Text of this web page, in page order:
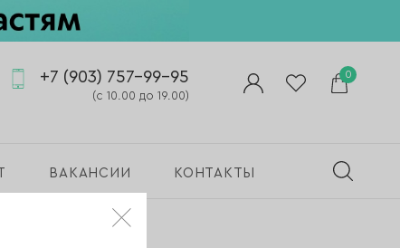
+7 (903) 757-99-95
(с 10.00 до 19.00)
0
ВАКАНСИИ КОНТАКТЫ